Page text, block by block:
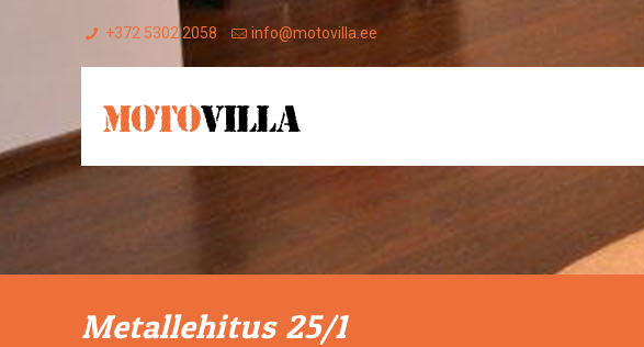
+372 5302 2058 info@motovilla.ee
Metallehitus 25/1